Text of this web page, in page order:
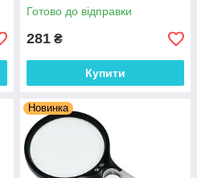
Готово до відправки
281 ₴
Купити
Новинка